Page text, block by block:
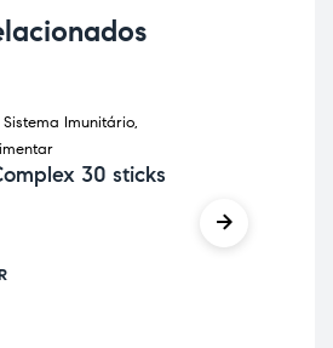
Sistema Imunitário,
30 sticks